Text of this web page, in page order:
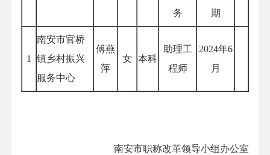
务
期
1
南安市官桥
镇乡村振兴
服务中心
傅燕
萍
女 本科
助理工
程师
2024年6
月
南安市职称改革领导小组办公室